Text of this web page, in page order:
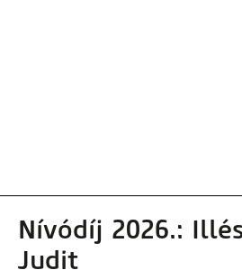
Nívódíj 2026.:
Judit